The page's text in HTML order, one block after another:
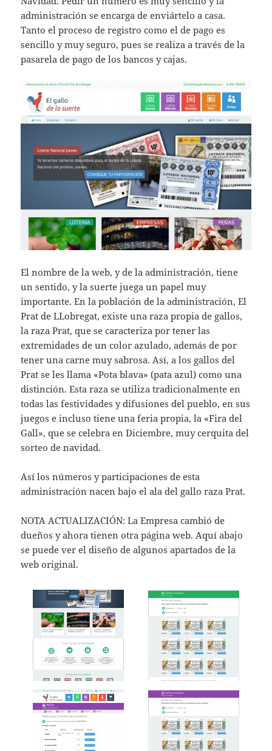
administración se encarga de enviártelo a casa.
Tanto el proceso de registro como el de pago es
sencillo y muy seguro, pues se realiza a través de la
pasarela de pago de los bancos y cajas.
El nombre de la web, y de la administración, tiene
un sentido, y la suerte juega un papel muy
importante. En la población de la administración, El
Prat de LLobregat, existe una raza propia de gallos,
la raza Prat, que se caracteriza por tener las
extremidades de un color azulado, además de por
tener una carne muy sabrosa. Así, a los gallos del
Prat se les llama «Pota blava» (pata azul) como una
distinción. Esta raza se utiliza tradicionalmente en
todas las festividades y difusiones del pueblo, en sus
juegos e incluso tiene una feria propia, la «Fira del
Gall», que se celebra en Diciembre, muy cerquita del
sorteo de navidad.
Así los números y participaciones de esta
administración nacen bajo el ala del gallo raza Prat.
NOTA ACTUALIZACIÓN: La Empresa cambió de
dueños y ahora tienen otra página web. Aquí abajo
se puede ver el diseño de algunos apartados de la
web original.